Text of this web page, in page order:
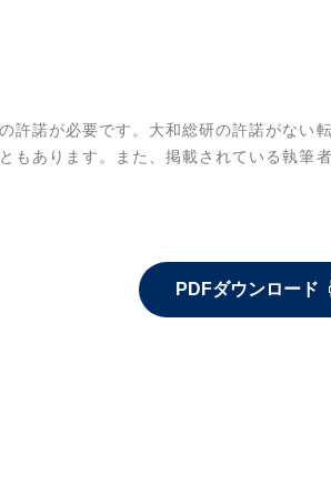
諾が必要です。大和総研の許諾がない転
もあります。また、掲載されている執筆
PDFダウンロード